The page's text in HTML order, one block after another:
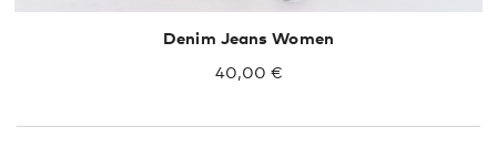
Denim Jeans Women
40,00 €